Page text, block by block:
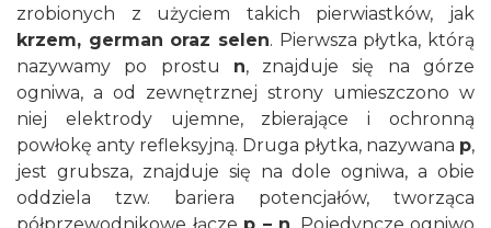
zrobionych z użyciem takich pierwiastków, jak
krzem, german oraz selen. Pierwsza płytka, którą
nazywamy po prostu n, znajduje się na górze
ogniwa, a od zewnętrznej strony umieszczono w
niej elektrody ujemne, zbierające i ochronną
powłokę anty refleksyjną. Druga płytka, nazywana p,
jest grubsza, znajduje się na dole ogniwa, a obie
oddziela tzw. bariera potencjałów, tworząca